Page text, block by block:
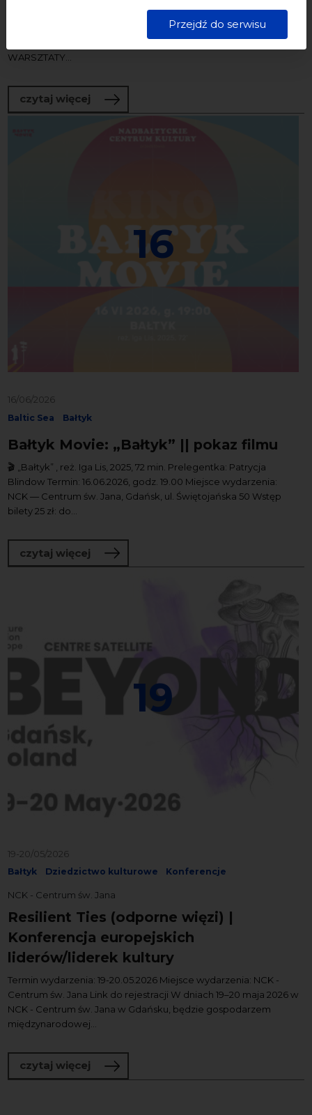
dane są przetwarzane w sposób bezpieczny, z należytą
starannością i zgodnie z obowiązującymi przepisami.
Przejdź do serwisu
Termin wydarzenia: 9-12.07.2026 r. Miejsce wydarzenia: NCK –
Centrum św. Jana, ul. Świętojańska 50 i Ratusz Staromiejski, ul.
Korzenna 33/35 ➡️ BILETY I KARNETY NA KONCERTY ➡️ BILETY NA
WARSZTATY...
czytaj więcej o 38. Festiwal “Dźwięki Północy”
16
16/06/2026
Baltic Sea Bałtyk
Bałtyk Movie: „Bałtyk” || pokaz filmu
🎬 „Bałtyk” , reż. Iga Lis, 2025, 72 min. Prelegentka: Patrycja
Blindow Termin: 16.06.2026, godz. 19.00 Miejsce wydarzenia:
NCK — Centrum św. Jana, Gdańsk, ul. Świętojańska 50 Wstęp
bilety 25 zł: do...
czytaj więcej o Bałtyk Movie: „Bałtyk” || pokaz filmu
19
19-20/05/2026
Bałtyk Dziedzictwo kulturowe Konferencje
NCK - Centrum św. Jana
Resilient Ties (odporne więzi) |
Konferencja europejskich
liderów/liderek kultury
Termin wydarzenia: 19-20.05.2026 Miejsce wydarzenia: NCK -
Centrum św. Jana Link do rejestracji W dniach 19–20 maja 2026 w
NCK - Centrum św. Jana w Gdańsku, będzie gospodarzem
międzynarodowej...
czytaj więcej o Resilient Ties (odporne więzi) |